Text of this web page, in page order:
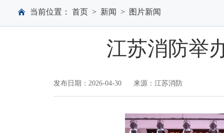
当前位置： 首页 > 新闻 > 图片新闻
江苏消防举
发布日期：2026-04-30 来源：江苏消防